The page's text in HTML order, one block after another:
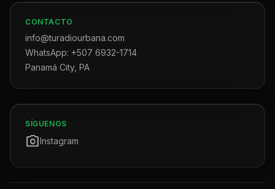
CONTACTO
info@turadiourbana.com
WhatsApp: +507 6932-1714
Panamá City, PA
SÍGUENOS
photo_cameraInstagram